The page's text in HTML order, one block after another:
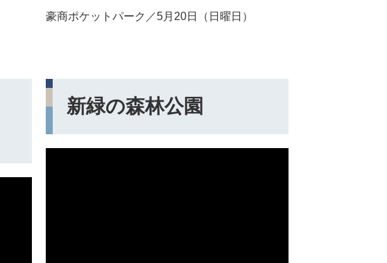
豪商ポケットパーク／5月20日（日曜日）
新緑の森林公園